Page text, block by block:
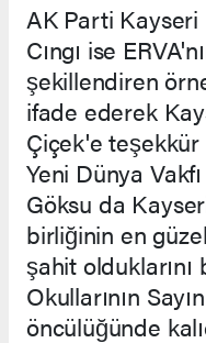
AK Parti
Cıngı ise
şekillendiren
ifade ederek
Çiçek'e teşekkür
Yeni Dünya
Göksu da
birliğinin en
şahit
Okullarının
öncülüğünde